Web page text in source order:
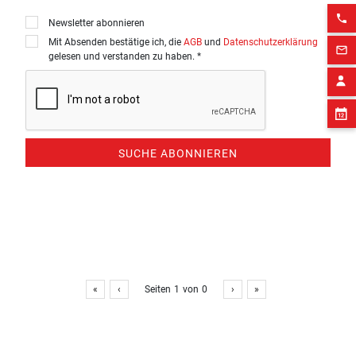
phone
mail_outline
Newsletter abonnieren
Mit Absenden bestätige ich, die AGB und Datenschutzerklärung
gelesen und verstanden zu haben. *
SUCHE ABONNIEREN
« ‹ Seiten 1 von 0 › »